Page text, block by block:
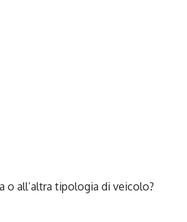
o all’altra tipologia di veicolo?